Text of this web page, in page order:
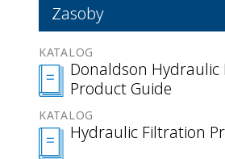
Zasoby
KATALOG
Donaldson Hydraulic
Product Guide
KATALOG
Hydraulic Filtration